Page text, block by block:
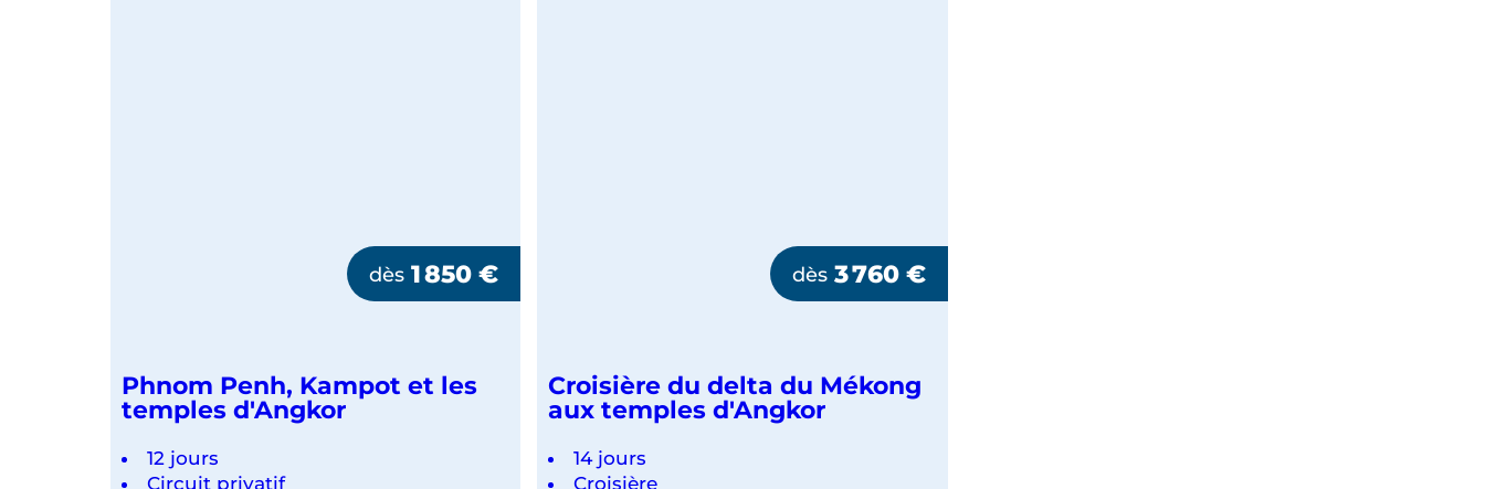
dès 1 850€
Phnom Penh, Kampot et les
temples d'Angkor
12 jours
Circuit privatif
dès 3 760 €
Croisière du delta du Mékong
aux temples d'Angkor
14 jours
Croisière